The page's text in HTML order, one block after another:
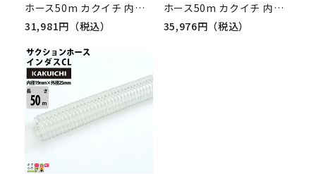
ホース50m カクイチ 内径25mm インダスCL サクションホース 保形性 土木 柔軟性 水 泥水 砂 農業 透明性
31,981円（税込）
ホース50m カクイチ 内径32mm インダスGM サクションホース 保形性 内面平滑 土木 水 泥水 砂 耐久性 農業
35,976円（税込）